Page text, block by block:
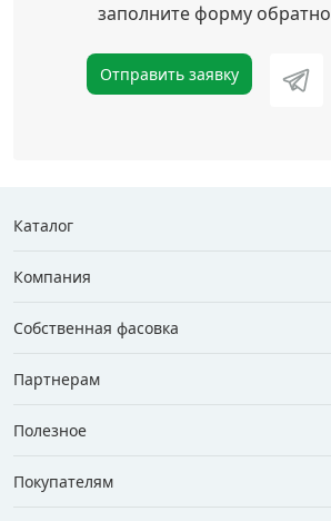
заполните форму
Отправить заявку
Каталог
Компания
Собственная фасовка
Партнерам
Полезное
Покупателям